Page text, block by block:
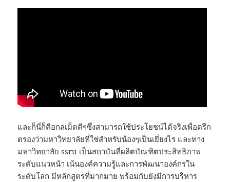
และก็นี่ก็คือกลเม็ดดีๆซึ่งสามารถใช้ประโยชน์ได้จริงเพื่อตรึก
ตรองว่ามหาวิทยาลัยที่ใช่สำหรับน้องๆเป็นเยี่ยงไร และทาง
มหาวิทยาลัย ssru เป็นสถาบันที่ผลิตบัณฑิตประสิทธิภาพ
ระดับแนวหน้า เน้นองค์ความรู้และการพัฒนาองค์กรใน
ระดับโลก มีหลักสูตรที่มากมาย พร้อมกับยังมีการบริหาร